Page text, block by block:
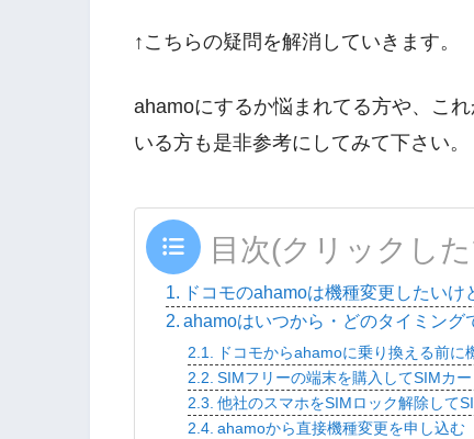
↑こちらの疑問を解消していきます。
ahamoにするか悩まれてる方や、こ
いる方も是非参考にしてみて下さい。
目次(クリックし
ドコモのahamoは機種変更したいけ
ahamoはいつから・どのタイミング
ドコモからahamoに乗り換える前
SIMフリーの端末を購入してSIMカ
他社のスマホをSIMロック解除して
ahamoから直接機種変更を申し込む